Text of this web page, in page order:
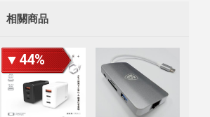
相關商品
▼44%